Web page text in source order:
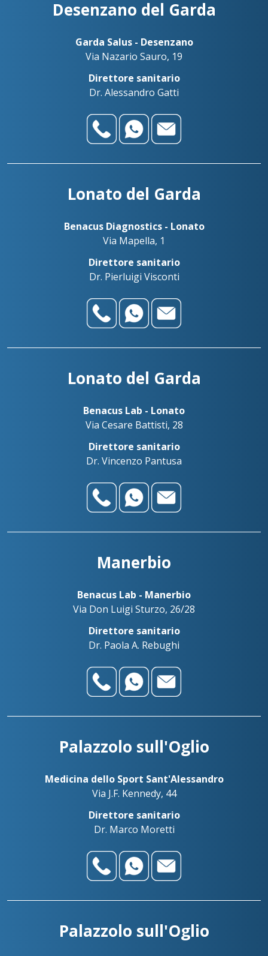
Desenzano del Garda
Garda Salus - Desenzano
Via Nazario Sauro, 19
Direttore sanitario
Dr. Alessandro Gatti
Lonato del Garda
Benacus Diagnostics - Lonato
Via Mapella, 1
Direttore sanitario
Dr. Pierluigi Visconti
Lonato del Garda
Benacus Lab - Lonato
Via Cesare Battisti, 28
Direttore sanitario
Dr. Vincenzo Pantusa
Manerbio
Benacus Lab - Manerbio
Via Don Luigi Sturzo, 26/28
Direttore sanitario
Dr. Paola A. Rebughi
Palazzolo sull'Oglio
Medicina dello Sport Sant'Alessandro
Via J.F. Kennedy, 44
Direttore sanitario
Dr. Marco Moretti
Palazzolo sull'Oglio